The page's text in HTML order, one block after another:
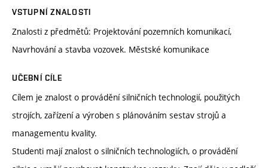
VSTUPNÍ ZNALOSTI
Znalosti z předmětů: Projektování pozemních komunikací,
Navrhování a stavba vozovek. Městské komunikace
UČEBNÍ CÍLE
Cílem je znalost o provádění silničních technologií, použitých
strojích, zařízení a výroben s plánováním sestav strojů a
managementu kvality.
Studenti mají znalost o silničních technologiích, o provádění